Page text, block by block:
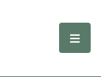
期刊 選